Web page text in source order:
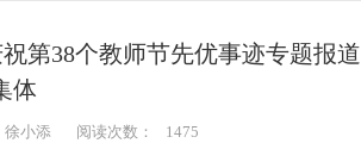
第38个教师节先优事迹专题报道
体
徐小添 阅读次数： 1475